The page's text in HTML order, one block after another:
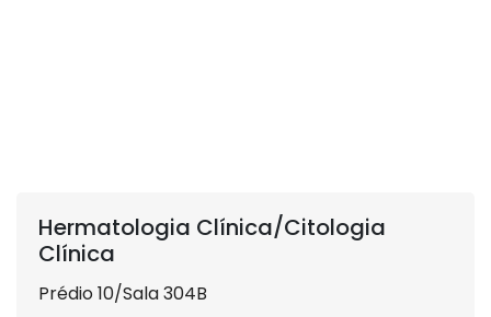
Hermatologia Clínica/Citologia
Clínica
Prédio 10/Sala 304B